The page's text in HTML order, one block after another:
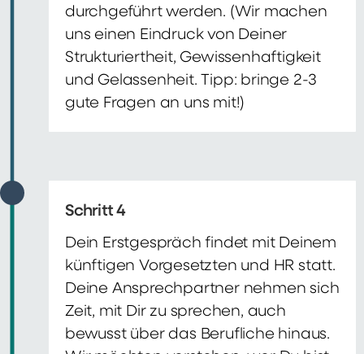
durchgeführt werden. (Wir machen
uns einen Eindruck von Deiner
Strukturiertheit, Gewissenhaftigkeit
und Gelassenheit. Tipp: bringe 2-3
gute Fragen an uns mit!)
Schritt 4
Dein Erstgespräch findet mit Deinem
künftigen Vorgesetzten und HR statt.
Deine Ansprechpartner nehmen sich
Zeit, mit Dir zu sprechen, auch
bewusst über das Berufliche hinaus.